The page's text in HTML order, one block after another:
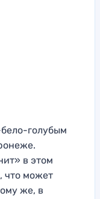
голубым
в этом
что может
же, в